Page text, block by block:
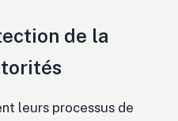
de la
leurs processus de